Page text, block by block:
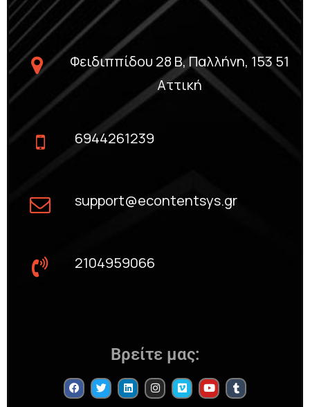
Φειδιππίδου 28 Β, Παλλήνη, 153 51
Αττική
6944261239
support@econtentsys.gr
2104959066
Βρείτε μας: